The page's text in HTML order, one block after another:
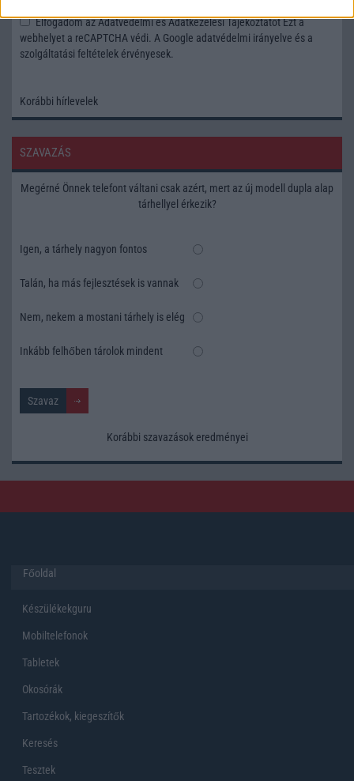
Elfogadom azAdatvédelmi és Adatkezelési TájékoztatótEzt a
webhelyet a reCAPTCHA védi. A Google adatvédelmi irányelve és a
szolgáltatási feltételek érvényesek.
Korábbi hírlevelek
SZAVAZÁS
Megérné Önnek telefont váltani csak azért, mert az új modell dupla alap
tárhellyel érkezik?
Igen, a tárhely nagyon fontos
Talán, ha más fejlesztések is vannak
Nem, nekem a mostani tárhely is elég
Inkább felhőben tárolok mindent
Korábbi szavazások eredményei
Főoldal
Készülékekguru
Mobiltelefonok
Tabletek
Okosórák
Tartozékok, kiegeszítők
Keresés
Tesztek